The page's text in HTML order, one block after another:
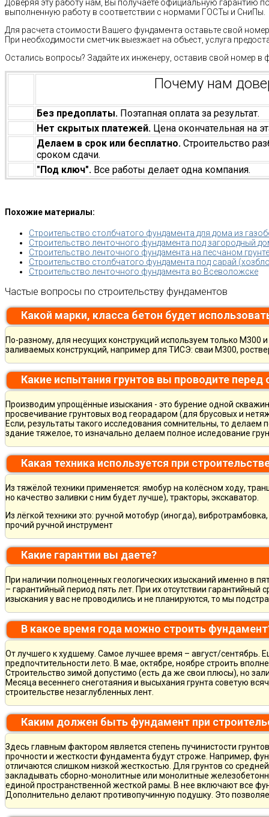
Доверяя эту работу нам, Вы получаете официальную гарантию
выполненную работу в соответствии с нормами ГОСТы и СниПы.
Для расчета стоимости Вашего фундамента оставьте свой
При необходимости сметчик выезжает на объест, услуга
Остались вопросы? Задайте их инженеру, оставив свой номер в
Почему нам
Без предоплаты. Поэтапная оплата за результат.
Нет скрытых платежей. Цена окончательная на
Делаем в срок или бесплатно. Строительство
сроком сдачи.
"Под ключ". Все работы делает одна компания.
Похожие материалы:
Строительство столбчатого фундамента для дома из
Строительство ленточного фундамента под загородный
Строительство ленточного фундамента на песчаном грунте
Строительство столбчатого фундамента под сарай
Строительство ленточного фундамента во Всеволожске
Частые вопросы по строительству фундаментов
Какой марки, класса бетон будет
По-разному, для несущих конструкций используем только М300
заливаемых конструкций, например для ТИСЭ: сваи М300,
Какие испытания грунтов вы проводите перед
Производим упрощённые изыскания - это бурение одной
просвечивание грунтовых вод георадаром (для брусовых и
Если, результаты такого исследования сомнительны, то делаем
здание тяжелое, то изначально делаем полное иследование
Какая техника используется при
Из тяжёлой техники применяется: ямобур на колёсном ходу,
но качество заливки с ним будет лучше), тракторы, экскаватор.
Из лёгкой техники это: ручной мотобур (иногда),
прочий ручной инструмент
Какие гарантии вы даете?
При наличии полноценных геологических изысканий именно в
– гарантийный период пять лет. При их отсутствии гарантийный
изыскания у вас не проводились и не планируются, то мы
В какое время года можно строить
От лучшего к худшему. Самое лучшее время – август/сентябрь.
предпочтительности лето. В мае, октябре, ноябре строить
Строительство зимой допустимо (есть да же свои плюсы), но
Месяца весеннего снеготаяния и высыхания грунта советую
строительстве незаглубленных лент.
Каким должен быть фундамент при
Здесь главным фактором является степень пучинистости
прочности и жесткости фундамента будут строже. Например,
отличаются слишком низкой жесткостью. Для грунтов со
закладывать сборно-монолитные или монолитные
единой пространственной жесткой рамы. В нее включают все
Дополнительно делают противопучинную подушку. Это